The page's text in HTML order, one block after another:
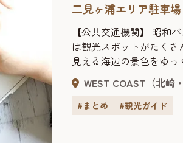
二見ヶ浦エリア駐車
【公共交通機関】 昭和
は観光スポットがたく
見える海辺の景色をゆ
す。ぜひ環境にも優しい
さい。 〇ウエストコー
２１日新設）博多・中
WEST COAST（北﨑
#まとめ #観光ガイド